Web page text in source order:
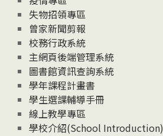
失物招領專區
曾家新聞剪報
校務行政系統
主網頁後端管理系統
圖書館資訊查詢系統
學年課程計畫書
學生選課輔導手冊
線上教學專區
學校介紹(School Introduction)